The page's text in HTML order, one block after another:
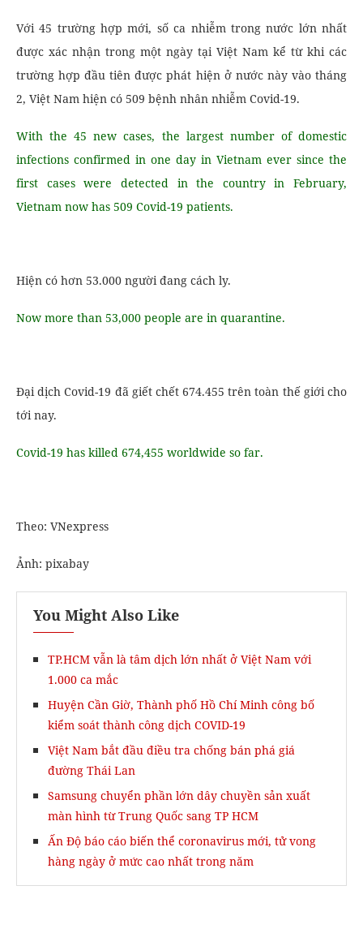
Với 45 trường hợp mới, số ca nhiễm trong nước lớn nhất
được xác nhận trong một ngày tại Việt Nam kể từ khi các
trường hợp đầu tiên được phát hiện ở nước này vào tháng
2, Việt Nam hiện có 509 bệnh nhân nhiễm Covid-19.
With the 45 new cases, the largest number of domestic
infections confirmed in one day in Vietnam ever since the
first cases were detected in the country in February,
Vietnam now has 509 Covid-19 patients.
Hiện có hơn 53.000 người đang cách ly.
Now more than 53,000 people are in quarantine.
Đại dịch Covid-19 đã giết chết 674.455 trên toàn thế giới cho
tới nay.
Covid-19 has killed 674,455 worldwide so far.
Theo: VNexpress
Ảnh: pixabay
You Might Also Like
TP.HCM vẫn là tâm dịch lớn nhất ở Việt Nam với
1.000 ca mắc
Huyện Cần Giờ, Thành phố Hồ Chí Minh công bố
kiểm soát thành công dịch COVID-19
Việt Nam bắt đầu điều tra chống bán phá giá
đường Thái Lan
Samsung chuyển phần lớn dây chuyền sản xuất
màn hình từ Trung Quốc sang TP HCM
Ấn Độ báo cáo biến thể coronavirus mới, tử vong
hàng ngày ở mức cao nhất trong năm